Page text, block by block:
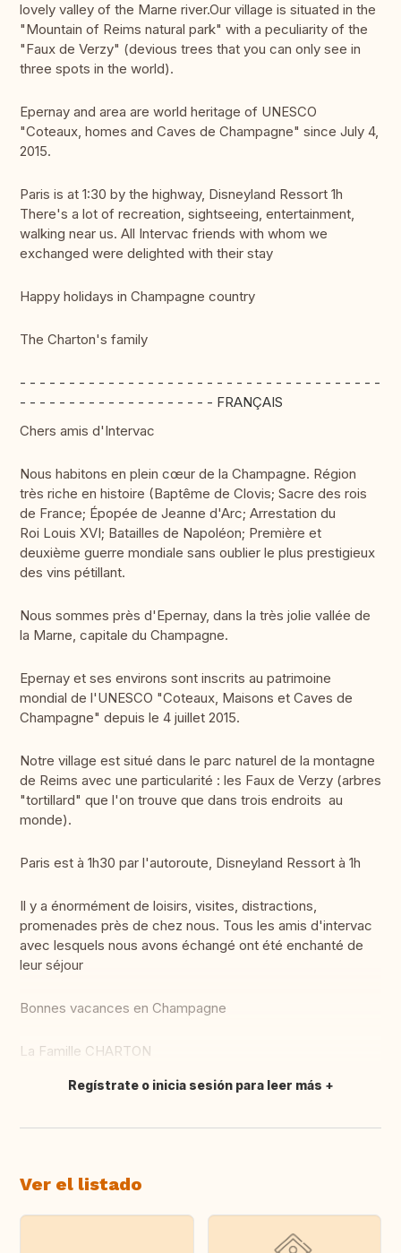
lovely valley of the Marne river.Our village is situated in the
"Mountain of Reims natural park" with a peculiarity of the
"Faux de Verzy" (devious trees that you can only see in
three spots in the world).
Epernay and area are world heritage of UNESCO
"Coteaux, homes and Caves de Champagne" since July 4,
2015.
Paris is at 1:30 by the highway, Disneyland Ressort 1h
There's a lot of recreation, sightseeing, entertainment,
walking near us. All Intervac friends with whom we
exchanged were delighted with their stay
Happy holidays in Champagne country
The Charton's family
- - - - - - - - - - - - - - - - - - - - - - - - - - - - - - - - - - - - -
- - - - - - - - - - - - - - - - - - - - FRANÇAIS
Chers amis d'Intervac
Nous habitons en plein cœur de la Champagne. Région
très riche en histoire (Baptême de Clovis; Sacre des rois
de France; Épopée de Jeanne d'Arc; Arrestation du
Roi Louis XVI; Batailles de Napoléon; Première et
deuxième guerre mondiale sans oublier le plus prestigieux
des vins pétillant.
Nous sommes près d'Epernay, dans la très jolie vallée de
la Marne, capitale du Champagne.
Epernay et ses environs sont inscrits au patrimoine
mondial de l'UNESCO "Coteaux, Maisons et Caves de
Champagne" depuis le 4 juillet 2015.
Notre village est situé dans le parc naturel de la montagne
de Reims avec une particularité : les Faux de Verzy (arbres
"tortillard" que l'on trouve que dans trois endroits au
monde).
Paris est à 1h30 par l'autoroute, Disneyland Ressort à 1h
Il y a énormément de loisirs, visites, distractions,
promenades près de chez nous. Tous les amis d'intervac
avec lesquels nous avons échangé ont été enchanté de
leur séjour
Bonnes vacances en Champagne
La Famille CHARTON
Traducir
Regístrate o inicia sesión para leer más
Ver el listado